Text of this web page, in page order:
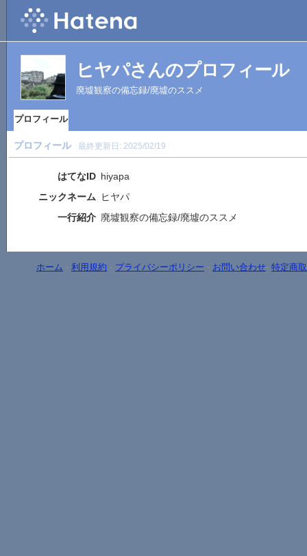
ヒヤパさんのプロフィール
廃墟観察の備忘録/廃墟のススメ
プロフィール
プロフィール 最終更新日: 2025/02/19
はてなID hiyapa
ニックネーム ヒヤパ
一行紹介 廃墟観察の備忘録/廃墟のススメ
ホーム - 利用規約 - プライバシーポリシー - お問い合わせ- 特定商